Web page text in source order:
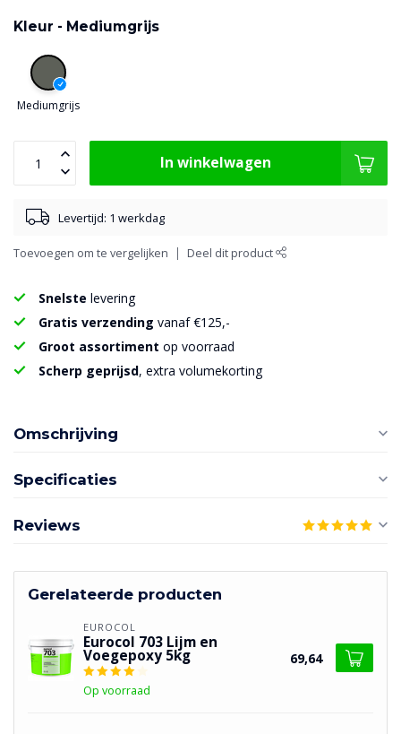
Kleur - Mediumgrijs
Mediumgrijs
In winkelwagen
Levertijd: 1 werkdag
Toevoegen om te vergelijken Deel dit product
Snelste levering
Gratis verzending vanaf €125,-
Groot assortiment op voorraad
Scherp geprijsd, extra volumekorting
Omschrijving
Specificaties
Reviews
Gerelateerde producten
EUROCOL
Eurocol 703 Lijm en
Voegepoxy 5kg
Op voorraad
69,64